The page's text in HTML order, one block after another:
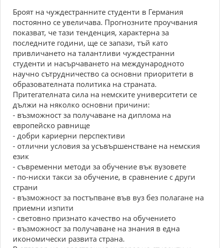
Броят на чуждестранните студенти в Германия
постоянно се увеличава. Прогнозните проучвания
показват, че тази тенденция, характерна за
последните години, ще се запази, тъй като
привличането на талантливи чуждестранни
студенти и насърчаването на международното
научно сътрудничество са основни приоритети в
образователната политика на страната.
Притегателната сила на немските университети се
дължи на няколко основни причини:
- възможност за получаване на диплома на
европейско равнище
- добри кариерни перспективи
- отлични условия за усъвършенстване на немския
език
- съвременни методи за обучение вък вузовете
- по-ниски такси за обучение, в сравнение с други
страни
- възможност за постъпване във вуз без полагане на
приемни изпити
- световно признато качество на обучението
- възможност за получаване на знания в една
икономически развита страна.